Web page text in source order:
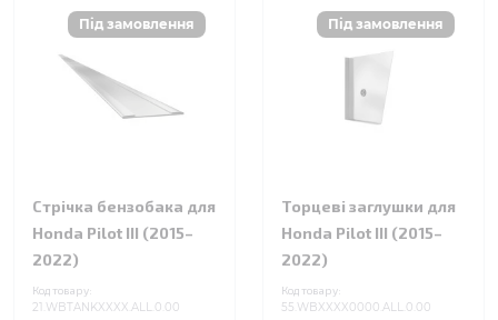
Стрічка бензобака для
Honda Pilot III (2015–
2022)
Код товару:
21.WBTANKXXXX.ALL.0.00
Торцеві заглушки для
Honda Pilot III (2015–
2022)
Код товару:
55.WBXXXX0000.ALL.0.00